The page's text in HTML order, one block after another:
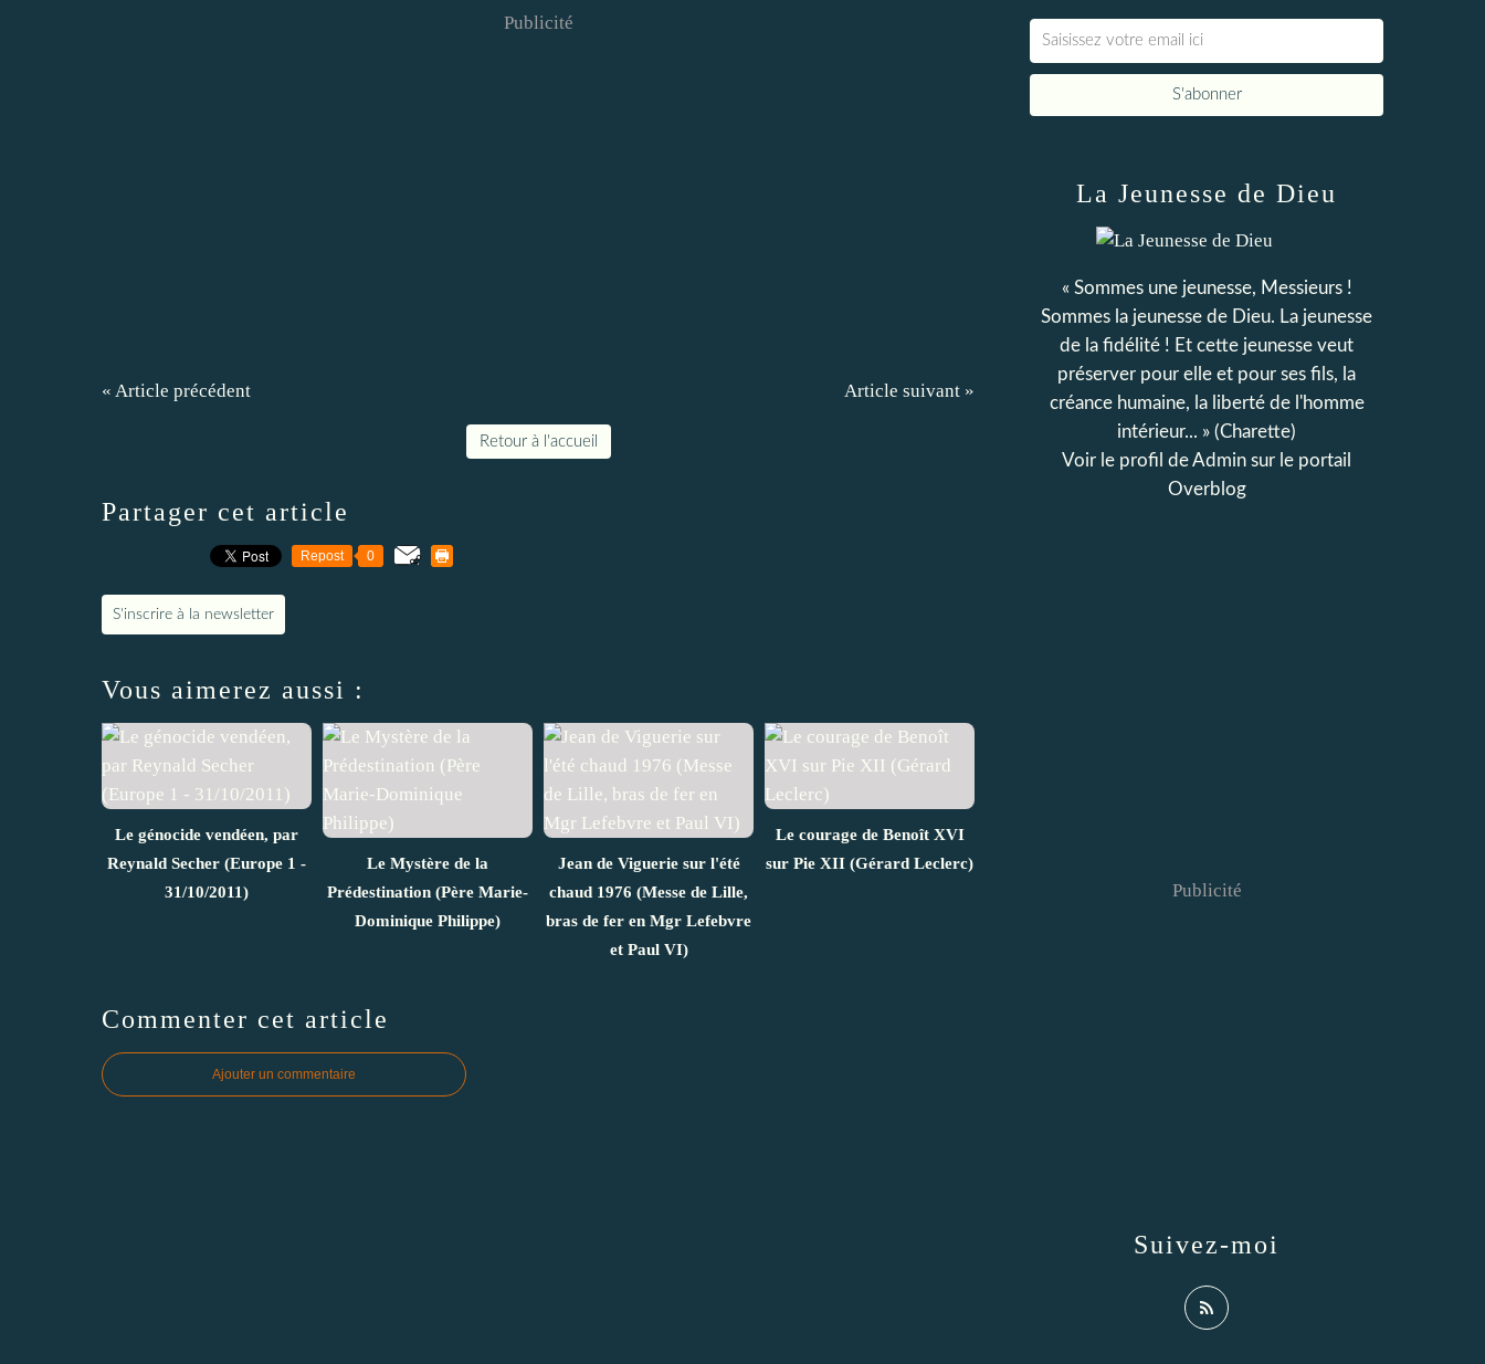
Publicité
« Article précédent Article suivant »
Retour à l'accueil
Partager cet article
Repost 0
S'inscrire à la newsletter
Vous aimerez aussi :
Le génocide vendéen, par
Reynald Secher (Europe 1 -
31/10/2011)
Le Mystère de la
Prédestination (Père Marie-
Dominique Philippe)
Jean de Viguerie sur l'été
chaud 1976 (Messe de Lille,
bras de fer en Mgr Lefebvre
et Paul VI)
Le courage de Benoît XVI
sur Pie XII (Gérard Leclerc)
Commenter cet article
Ajouter un commentaire
La Jeunesse de Dieu
« Sommes une jeunesse, Messieurs !
Sommes la jeunesse de Dieu. La jeunesse
de la fidélité ! Et cette jeunesse veut
préserver pour elle et pour ses fils, la
créance humaine, la liberté de l'homme
intérieur... » (Charette)
Voir le profil deAdmin sur le portail
Overblog
Suivez-moi
Publicité